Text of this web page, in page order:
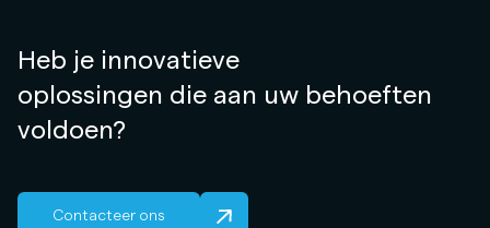
Heb je innovatieve
oplossingen die aan uw behoeften
voldoen?
Contacteer ons